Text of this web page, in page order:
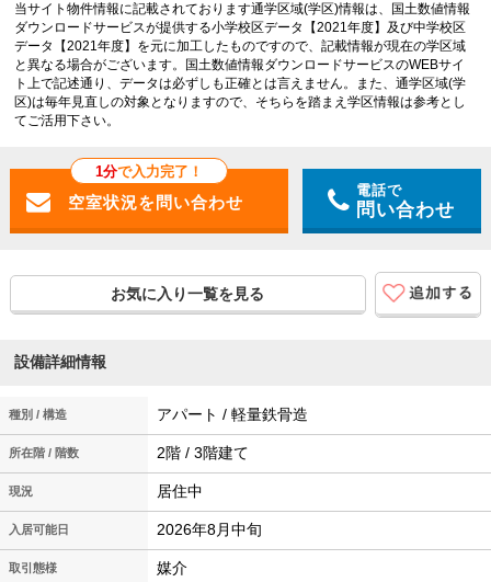
当サイト物件情報に記載されております通学区域(学区)情報は、国土数値情報
ダウンロードサービスが提供する小学校区データ【2021年度】及び中学校区
データ【2021年度】を元に加工したものですので、記載情報が現在の学区域
と異なる場合がございます。国土数値情報ダウンロードサービスのWEBサイ
ト上で記述通り、データは必ずしも正確とは言えません。また、通学区域(学
区)は毎年見直しの対象となりますので、そちらを踏まえ学区情報は参考とし
てご活用下さい。
1分で入力完了！
電話で
問い合わせ
お気に入り一覧を見る
設備詳細情報
種別 / 構造 アパート / 軽量鉄骨造
所在階 / 階数 2階 / 3階建て
現況 居住中
入居可能日 2026年8月中旬
取引態様 媒介